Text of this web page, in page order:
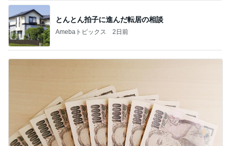
とんとん拍子に進んだ転居の相談
Amebaトピックス 2日前